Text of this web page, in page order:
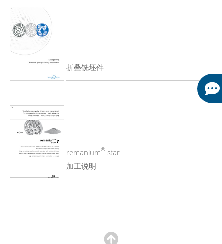
折叠铣坯件
remanium® star
加工说明